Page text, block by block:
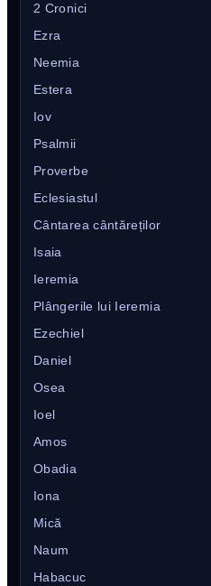
2 Cronici
Ezra
Neemia
Estera
Iov
Psalmii
Proverbe
Eclesiastul
Cântarea cântăreților
Isaia
Ieremia
Plângerile lui Ieremia
Ezechiel
Daniel
Osea
Ioel
Amos
Obadia
Iona
Mică
Naum
Habacuc